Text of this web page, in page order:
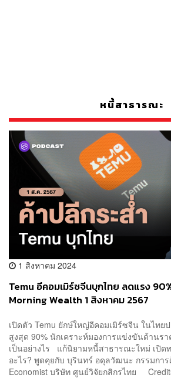
หนี้สาธารณะ
1 สิงหาคม 2024
Temu อีคอมเมิร์ซจีนบุกไทย ลดแรง
Morning Wealth 1 สิงหาคม 2567
เปิดตัว Temu ยักษ์ใหญ่อีคอมเมิร์ซจีน ในไทย
สูงสุด 90% นักเคราะห์มองการแข่งขันด้านร
เป็นอย่างไร แก้นิยามหนี้สาธารณะใหม่ เปิดท
อะไร? พูดคุยกับ บุรินทร์ อดุลวัฒนะ กรรมการ
Economist บริษัท ศูนย์วิจัยกสิกรไทย